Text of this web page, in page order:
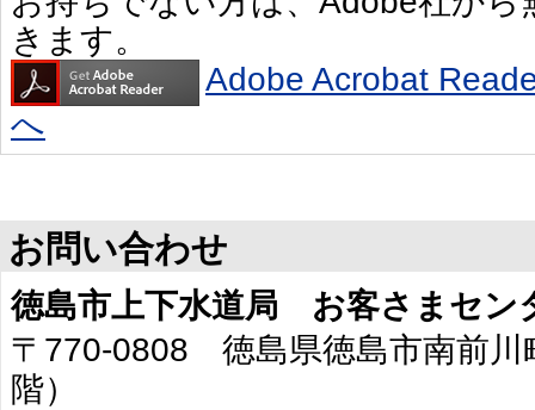
きます。
Adobe Acrobat
へ
お問い合わせ
徳島市上下水道局 お客さまセン
〒770-0808 徳島県徳島市南前川
階）